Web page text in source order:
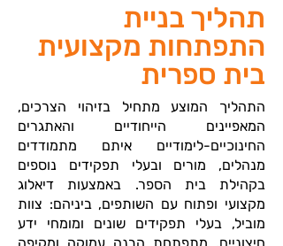
תהליך בניית
התפתחות מקצועית
בית ספרית
התהליך המוצע מתחיל בזיהוי הצרכים,
המאפיינים הייחודיים והאתגרים
החינוכיים-לימודיים איתם מתמודדים
מנהלים, מורים ובעלי תפקידים נוספים
בקהילת בית הספר. באמצעות דיאלוג
מקצועי ופתוח עם השותפים, ביניהם: צוות
מוביל, בעלי תפקידים שונים ומומחי ידע